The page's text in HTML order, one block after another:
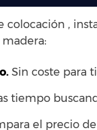
colocación ,
Sin coste para
tiempo
el precio